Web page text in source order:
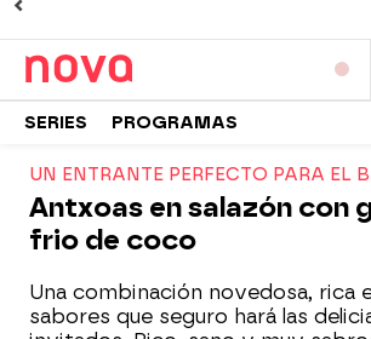
SERIES PROGRAMAS
UN ENTRANTE PERFECTO PARA EL
Antxoas en salazón con
frio de coco
Una combinación novedosa, rica
sabores que seguro hará las